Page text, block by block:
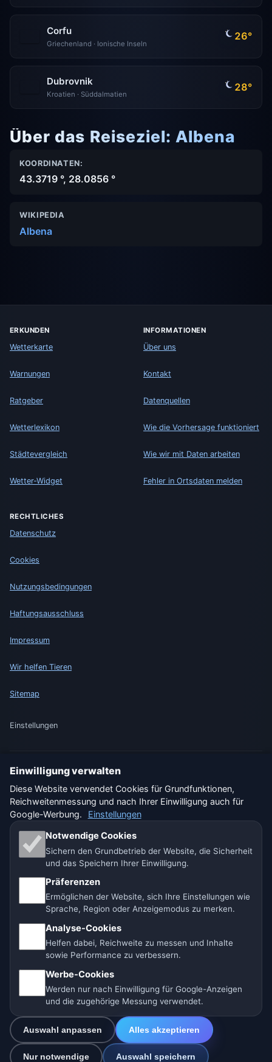
Corfu
Griechenland · Ionische Inseln
26°
Dubrovnik
Kroatien · Süddalmatien
28°
Über das Reiseziel: Albena
KOORDINATEN:
43.3719 °, 28.0856 °
WIKIPEDIA
Albena
ERKUNDEN
Wetterkarte
Warnungen
Ratgeber
Wetterlexikon
Städtevergleich
Wetter-Widget
INFORMATIONEN
Über uns
Kontakt
Datenquellen
Wie die Vorhersage funktioniert
Wie wir mit Daten arbeiten
Fehler in Ortsdaten melden
RECHTLICHES
Datenschutz
Cookies
Nutzungsbedingungen
Haftungsausschluss
Impressum
Wir helfen Tieren
Sitemap
Einstellungen
🇩🇪 Wetter Deutschland
🇨🇭 Wetter Schweiz
Unsere Wetterseiten:
🇨🇿 Tschechien 🇭🇷 Kroatien 🇧🇬 Bulgarien
🇩🇪🇦🇹🇨🇭 Deutschland / Österreich / Schweiz
🌎 Lateinamerika und Spanien 🇮🇳 Süd- und Südostasien
🌍 Internationales Wetternetzwerk
21135550 |info@vorhersage.online
© 2026 Vorhersage Online · Daten: Open-Meteo (ECMWF, ICON) ·
BrightSky · OpenWeatherMap · Warnungen: GeoSphere Austria
Einwilligung verwalten
Diese Website verwendet Cookies für Grundfunktionen,
Reichweitenmessung und nach Ihrer Einwilligung auch für
Google-Werbung.
Einstellungen
Notwendige Cookies
Sichern den Grundbetrieb der Website, die Sicherheit
und das Speichern Ihrer Einwilligung.
Präferenzen
Ermöglichen der Website, sich Ihre Einstellungen wie
Sprache, Region oder Anzeigemodus zu merken.
Analyse-Cookies
Helfen dabei, Reichweite zu messen und Inhalte
sowie Performance zu verbessern.
Werbe-Cookies
Werden nur nach Einwilligung für Google-Anzeigen
und die zugehörige Messung verwendet.
Auswahl anpassen Alles akzeptieren
Nur notwendige Auswahl speichern